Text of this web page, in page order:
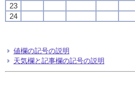
23
24
値欄の記号の説明
天気欄と記事欄の記号の説明